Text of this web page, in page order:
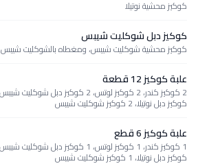
كوكيز محشية نوتيلا
كوكيز دبل شوكليت شيبس
كوكيز محشية شوكليت شيبس، ومغطاه بالشوكليت شيبس
علبة كوكيز 12 قطعة
كوكيز دبل نوتيلا، 2 كوكيز شوكليت شيبس
علبة كوكيز 6 قطع
كوكيز دبل نوتيلا، 1 كوكيز شوكليت شيبس